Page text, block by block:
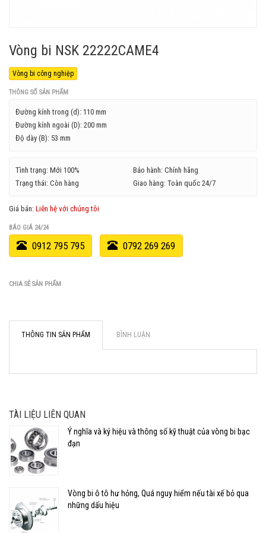
Vòng bi NSK 22222CAME4
Vòng bi công nghiệp
THÔNG SỐ SẢN PHẨM
Đường kính trong (d): 110 mm
Đường kính ngoài (D): 200 mm
Độ dày (B): 53 mm
Tình trạng: Mới 100%
Bảo hành: Chính hãng
Trạng thái: Còn hàng
Giao hàng: Toàn quốc 24/7
Giá bán: Liên hệ với chúng tôi
BÁO GIÁ 24/24
0912 795 795 0792 269 269
CHIA SẺ SẢN PHẨM
THÔNG TIN SẢN PHẨM BÌNH LUẬN
TÀI LIỆU LIÊN QUAN
Ý nghĩa và ký hiệu và thông số kỹ thuật của vòng bi bạc
đạn
Vòng bi ô tô hư hỏng, Quá nguy hiểm nếu tài xế bỏ qua
những dấu hiệu